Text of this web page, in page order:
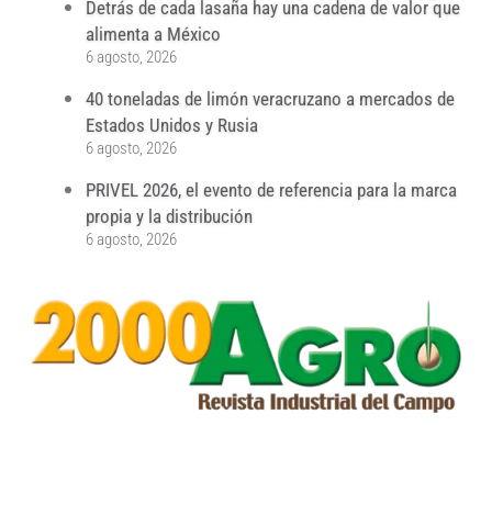
Detrás de cada lasaña hay una cadena de valor que
alimenta a México
6 agosto, 2026
40 toneladas de limón veracruzano a mercados de
Estados Unidos y Rusia
6 agosto, 2026
PRIVEL 2026, el evento de referencia para la marca
propia y la distribución
6 agosto, 2026